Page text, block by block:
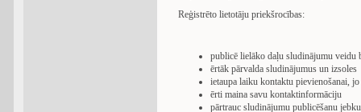
Reģistrēto lietotāju priekšrocības:
publicē lielāko daļu sludinājumu veidu
ērtāk pārvalda sludinājumus un izsoles
ietaupa laiku kontaktu pievienošanai,
ērti maina savu kontaktinformāciju
pārtrauc sludinājumu publicēšanu